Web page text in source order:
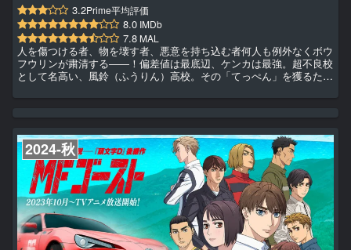
3.2Prime平均評価
8.0 IMDb
7.8 MAL
人を傷つける者、物を壊す者、悪意を持ち込む者何人も例外なくボウ
フウリンが粛清する――！偏差値は最底辺、ケンカは最強。超不良校
として名高い、風鈴（ふうりん）高校。その「てっぺん」を獲るた
高校は“防風鈴”（ボウフウリン）と名付けられ街を守る集団となって
2024-秋